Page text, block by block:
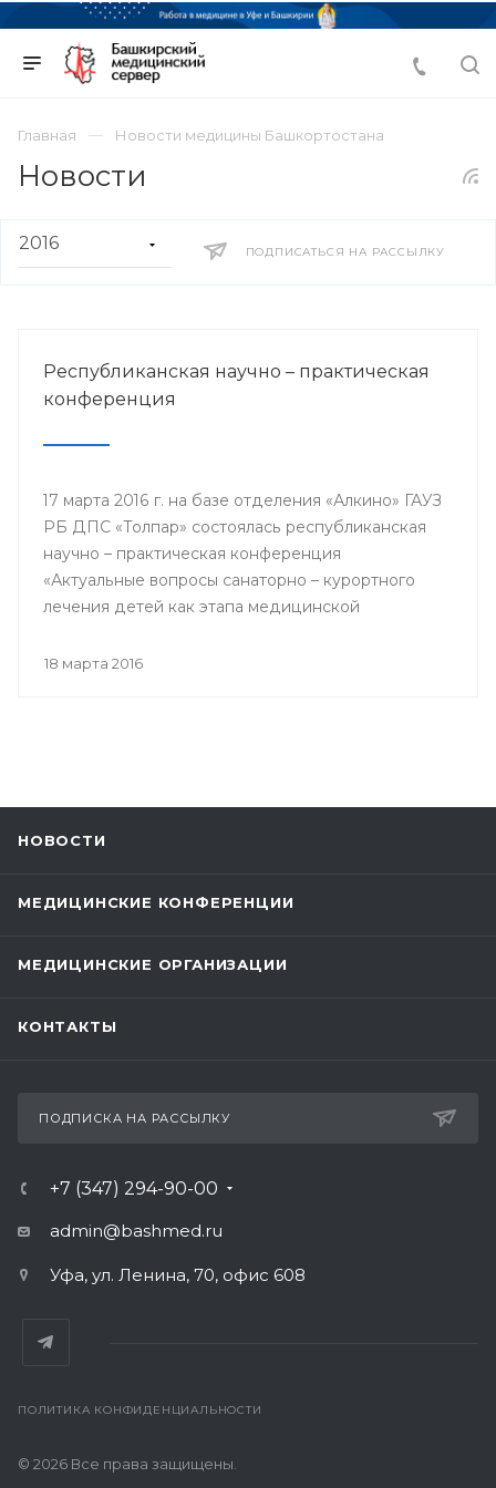
Главная Новости медицины Башкортостана
Новости
ПОДПИСАТЬСЯ НА РАССЫЛКУ
Республиканская научно – практическая
конференция
17 марта 2016 г. на базе отделения «Алкино» ГАУЗ
РБ ДПС «Толпар» состоялась республиканская
научно – практическая конференция
«Актуальные вопросы санаторно – курортного
лечения детей как этапа медицинской
санатории», посвященная 80 – летнему юбилею
18 марта 2016
НОВОСТИ
МЕДИЦИНСКИЕ КОНФЕРЕНЦИИ
МЕДИЦИНСКИЕ ОРГАНИЗАЦИИ
КОНТАКТЫ
ПОДПИСКА НА РАССЫЛКУ
+7 (347) 294-90-00
admin@bashmed.ru
Уфа, ул. Ленина, 70, офис 608
ПОЛИТИКА КОНФИДЕНЦИАЛЬНОСТИ
© 2026 Все права защищены.